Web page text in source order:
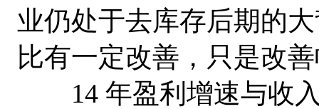
业仍处于去库存后期的
比有一定改善，只是改
14 年盈利增速与收入